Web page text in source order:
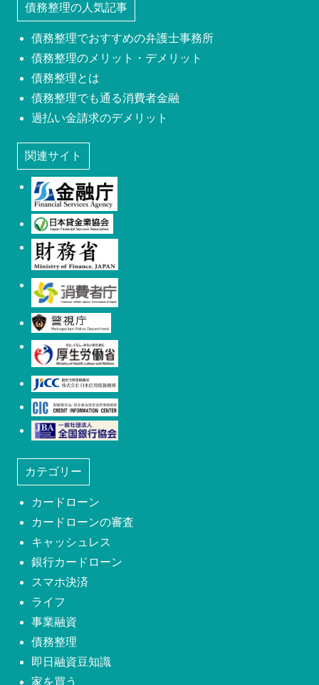
債務整理の人気記事
債務整理でおすすめの弁護士事務所
債務整理のメリット・デメリット
債務整理とは
債務整理でも通る消費者金融
過払い金請求のデメリット
関連サイト
カテゴリー
カードローン
カードローンの審査
キャッシュレス
銀行カードローン
スマホ決済
ライフ
事業融資
債務整理
即日融資豆知識
家を買う